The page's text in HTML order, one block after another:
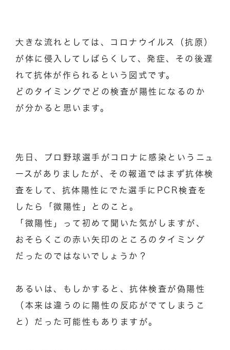
大きな流れとしては、コロナウイルス（抗原）
が体に侵入してしばらくして、発症、その後遅
れて抗体が作られるという図式です。
どのタイミングでどの検査が陽性になるのか
が分かると思います。
先日、プロ野球選手がコロナに感染というニュ
ースがありましたが、その報道ではまず抗体検
査をして、抗体陽性にでた選手にPCR検査を
したら「微陽性」とのこと。
「微陽性」って初めて聞いた気がしますが、
おそらくこの赤い矢印のところのタイミング
だったのではないでしょうか？
あるいは、もしかすると、抗体検査が偽陽性
（本来は違うのに陽性の反応がでてしまうこ
と）だった可能性もありますが。